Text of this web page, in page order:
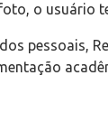
o usuário
pessoais,